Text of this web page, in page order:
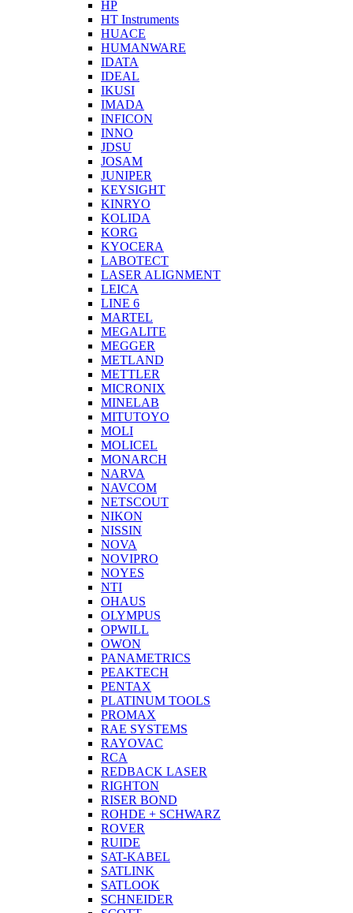
HP
HT Instruments
HUACE
HUMANWARE
IDATA
IDEAL
IKUSI
IMADA
INFICON
INNO
JDSU
JOSAM
JUNIPER
KEYSIGHT
KINRYO
KOLIDA
KORG
KYOCERA
LABOTECT
LASER ALIGNMENT
LEICA
LINE 6
MARTEL
MEGALITE
MEGGER
METLAND
METTLER
MICRONIX
MINELAB
MITUTOYO
MOLI
MOLICEL
MONARCH
NARVA
NAVCOM
NETSCOUT
NIKON
NISSIN
NOVA
NOVIPRO
NOYES
NTI
OHAUS
OLYMPUS
OPWILL
OWON
PANAMETRICS
PEAKTECH
PENTAX
PLATINUM TOOLS
PROMAX
RAE SYSTEMS
RAYOVAC
RCA
REDBACK LASER
RIGHTON
RISER BOND
ROHDE + SCHWARZ
ROVER
RUIDE
SAT-KABEL
SATLINK
SATLOOK
SCHNEIDER